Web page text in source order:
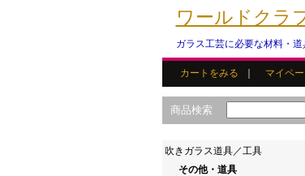
ワールドクラ
ガラス工芸に必要な材料・道
カートをみる マイペ
商品検索
吹きガラス道具／工具
その他・道具